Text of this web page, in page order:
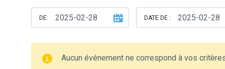
DE: DATE DE :
Aucun événement ne correspond à vos